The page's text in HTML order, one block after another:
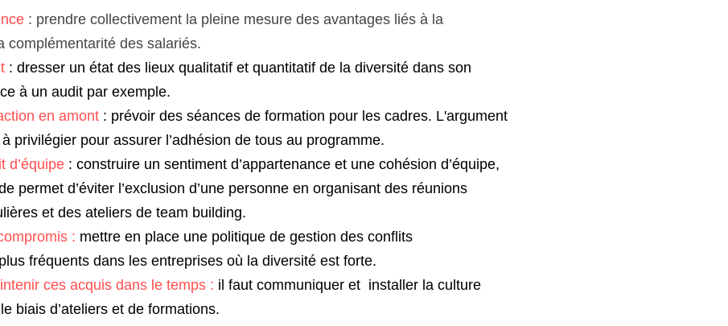
: prendre collectivement la pleine mesure des avantages liés à la
complémentarité des salariés.
: dresser un état des lieux qualitatif et quantitatif de la diversité dans son
à un audit par exemple.
en amont : prévoir des séances de formation pour les cadres. L'argument
privilégier pour assurer l’adhésion de tous au programme.
d’équipe : construire un sentiment d’appartenance et une cohésion d’équipe,
permet d’éviter l’exclusion d’une personne en organisant des réunions
et des ateliers de team building.
: mettre en place une politique de gestion des conflits
fréquents dans les entreprises où la diversité est forte.
ces acquis dans le temps : il faut communiquer et  installer la culture
biais d’ateliers et de formations.